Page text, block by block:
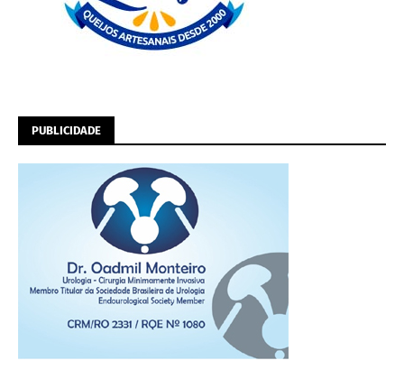
PUBLICIDADE